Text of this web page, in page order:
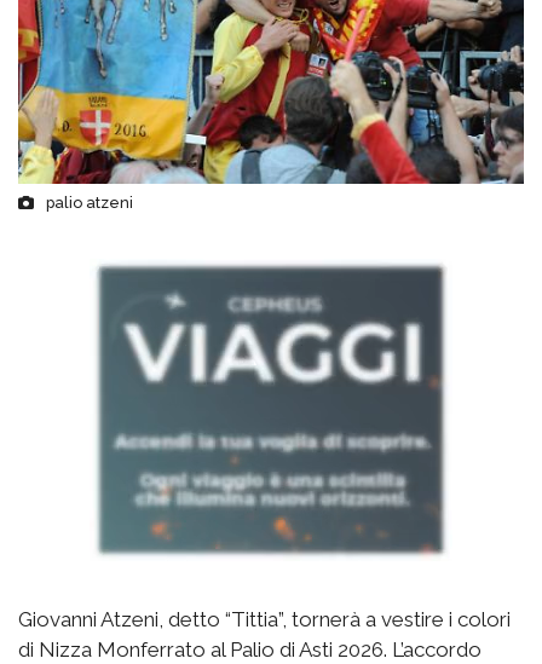
palio atzeni
Giovanni Atzeni, detto “Tittia”, tornerà a vestire i colori
di Nizza Monferrato al Palio di Asti 2026. L’accordo